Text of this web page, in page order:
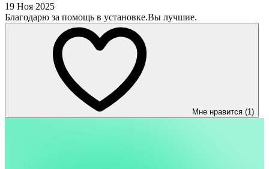
19 Ноя 2025
Благодарю за помощь в установке.Вы лучшие.
Мне нравится (1)